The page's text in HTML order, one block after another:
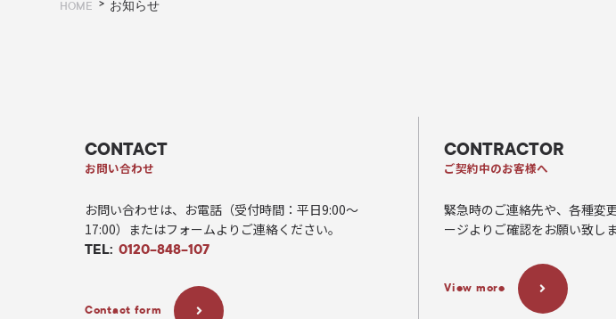
HOME お知らせ
CONTACT
お問い合わせ
お問い合わせは、お電話（受付時間：平日9:00〜
17:00）またはフォームよりご連絡ください。
TEL: 0120-848-107
Contact form
CONTRACTOR
ご契約中のお客様へ
緊急時のご連絡先や、各種変
ージよりご確認をお願い致しま
View more